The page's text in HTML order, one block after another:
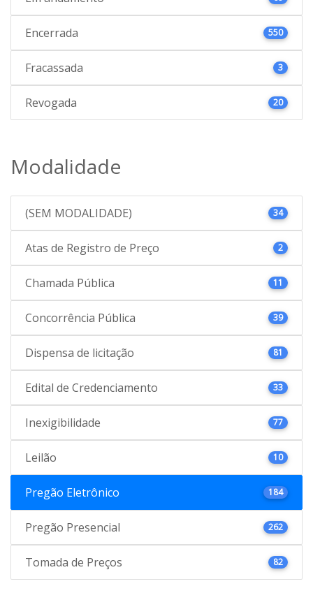
Encerrada 550
Fracassada 3
Revogada 20
Modalidade
(SEM MODALIDADE) 34
Atas de Registro de Preço 2
Chamada Pública 11
Concorrência Pública 39
Dispensa de licitação 81
Edital de Credenciamento 33
Inexigibilidade 77
Leilão 10
Pregão Eletrônico 184
Pregão Presencial 262
Tomada de Preços 82